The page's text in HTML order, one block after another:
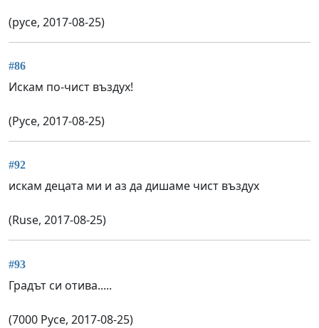
(русе, 2017-08-25)
#86
Искам по-чист въздух!
(Русе, 2017-08-25)
#92
искам децата ми и аз да дишаме чист въздух
(Ruse, 2017-08-25)
#93
Градът си отива.....
(7000 Русе, 2017-08-25)